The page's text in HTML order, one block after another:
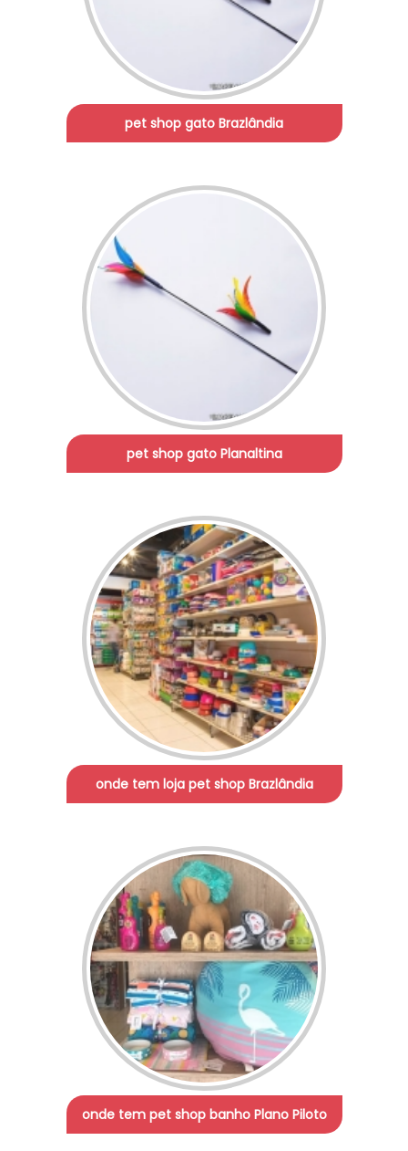
pet shop gato Brazlândia
pet shop gato Planaltina
onde tem loja pet shop Brazlândia
onde tem pet shop banho Plano Piloto